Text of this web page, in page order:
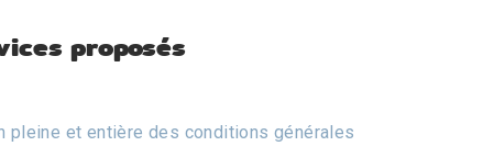
proposés
pleine et entière des conditions générales